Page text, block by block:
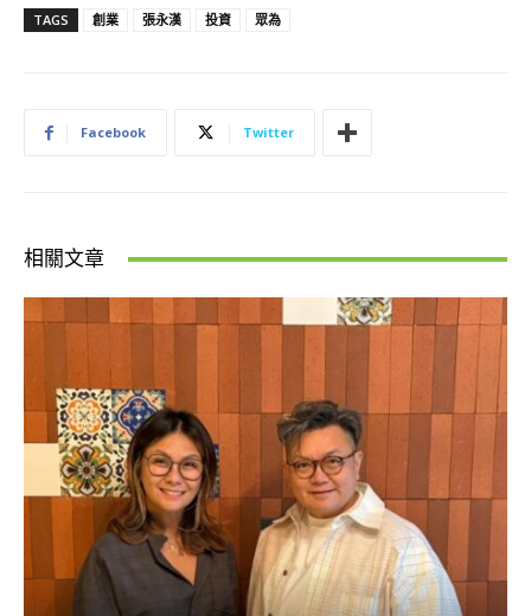
TAGS 創業 張永漢 投資 眾為
Facebook Twitter
相關文章